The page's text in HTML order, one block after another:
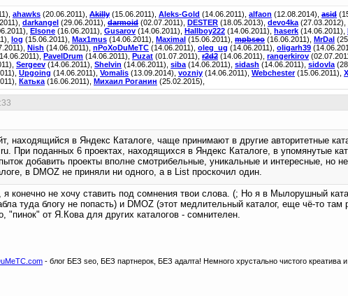
ahawks (20.06.2011), Akilly (15.06.2011), Aleks-Gold (14.06.2011), alfaon (12.08.2014), asid
darkangel (29.06.2011), darmoid (02.07.2011), DESTER (18.05.2013), devo4ka (27.03.2012),
Elsone (16.06.2011), Gusarov (14.06.2011), Hallboy222 (14.06.2011), haserk (14.06.2011),
log (15.06.2011), Max1mus (14.06.2011), Maximal (15.06.2011), mpbseo (16.06.2011), MrDal
Nish (14.06.2011), nPoXoDuMeTC (14.06.2011), oleg_ug (14.06.2011), oligarh39
PavelDrum (14.06.2011), Puzat (01.07.2011), r2d2 (14.06.2011), rangerkirov
Sergeev (14.06.2011), Shelvin (14.06.2011), siba (14.06.2011), sidash (14.06.2011), sidovla
Upgoing (14.06.2011), Vomalis (13.09.2014), vozniy (14.06.2011), Webchester (15.06.2011),
Катька (16.06.2011), Михаил Роганин (25.02.2015),
находящийся в Яндекс Каталоге, чаще принимают в другие авторитетные
При поданных 6 проектах, находящихся в Яндекс Каталоге, в упомянутые
добавить проекты вполне смотрибельные, уникальные и интересные, но
в DMOZ не приняли ни одного, а в List проскочил один.
я конечно не хочу ставить под сомнения твои слова. (; Но я в Мылорушный
туда блогу не попасть) и DMOZ (этот медлительный каталог, еще чё-то там
"пинок" от Я.Кова для других каталогов - сомнителен.
- блог БЕЗ seo, БЕЗ партнерок, БЕЗ адалта! Немного хрустально чистого креатива